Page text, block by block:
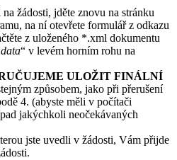
žádosti, jděte znovu na stránku
na ní otevřete formulář z odkazu
z uloženého *.xml dokumentu
“ v levém horním rohu na
ULOŽIT FINÁLNÍ
způsobem, jako při přerušení
4. (abyste měli v počítači
jakýchkoli neočekávaných
jste uvedli v žádosti, Vám přijde